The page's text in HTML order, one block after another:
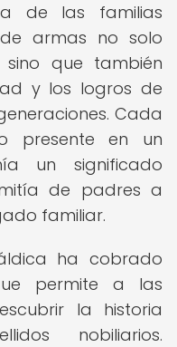
de las familias
de armas no solo
que también
y los logros de
Cada
presente en un
un significado
de padres a
familiar.
ha cobrado
permite a las
la historia
nobiliarios.